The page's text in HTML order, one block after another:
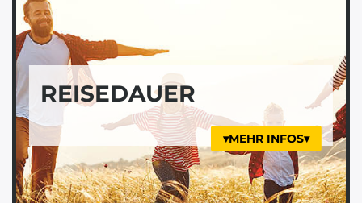
REISEDAUER
▾MEHR INFOS▾